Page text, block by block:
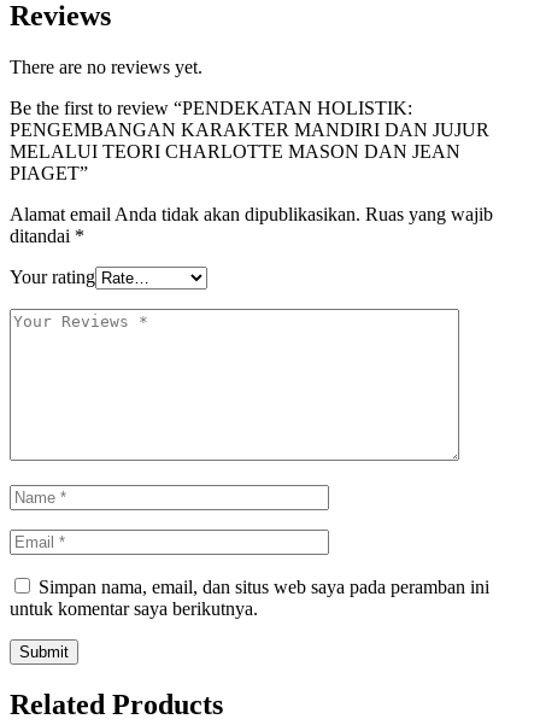
Reviews
There are no reviews yet.
Be the first to review “PENDEKATAN HOLISTIK:
PENGEMBANGAN KARAKTER MANDIRI DAN JUJUR
MELALUI TEORI CHARLOTTE MASON DAN JEAN
PIAGET”
Alamat email Anda tidak akan dipublikasikan. Ruas yang wajib
ditandai *
Your rating
Simpan nama, email, dan situs web saya pada peramban ini
untuk komentar saya berikutnya.
Related Products